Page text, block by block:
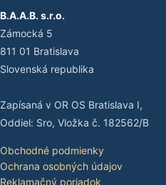
B.A.A.B. s.r.o.
Zámocká 5
811 01 Bratislava
Slovenská republika
Zapísaná v OR OS Bratislava I,
Oddiel: Sro, Vložka č. 182562/B
Obchodné podmienky
Ochrana osobných údajov
Reklamačný poriadok